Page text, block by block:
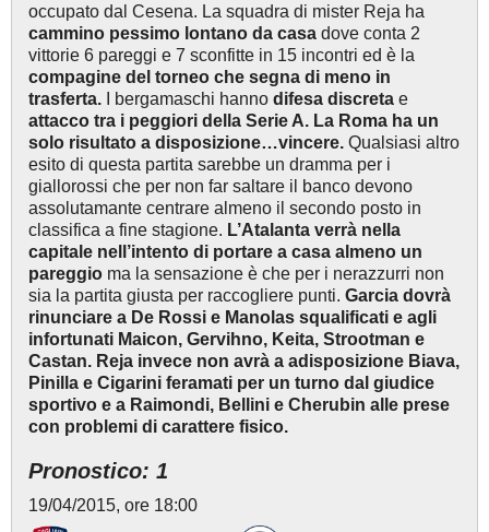
occupato dal Cesena. La squadra di mister Reja ha
cammino pessimo lontano da casa dove conta 2
vittorie 6 pareggi e 7 sconfitte in 15 incontri ed è la
compagine del torneo che segna di meno in
trasferta. I bergamaschi hanno difesa discreta e
attacco tra i peggiori della Serie A. La Roma ha un
solo risultato a disposizione…vincere. Qualsiasi altro
esito di questa partita sarebbe un dramma per i
giallorossi che per non far saltare il banco devono
assolutamante centrare almeno il secondo posto in
classifica a fine stagione. L’Atalanta verrà nella
capitale nell’intento di portare a casa almeno un
pareggio ma la sensazione è che per i nerazzurri non
sia la partita giusta per raccogliere punti. Garcia dovrà
rinunciare a De Rossi e Manolas squalificati e agli
infortunati Maicon, Gervihno, Keita, Strootman e
Castan. Reja invece non avrà a adisposizione Biava,
Pinilla e Cigarini feramati per un turno dal giudice
sportivo e a Raimondi, Bellini e Cherubin alle prese
con problemi di carattere fisico.
Pronostico: 1
19/04/2015, ore 18:00